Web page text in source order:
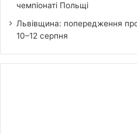
чемпіонаті Польщі
Львівщина: попередження
10–12 серпня